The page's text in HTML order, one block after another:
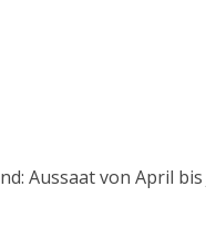
Aussaat von April bis